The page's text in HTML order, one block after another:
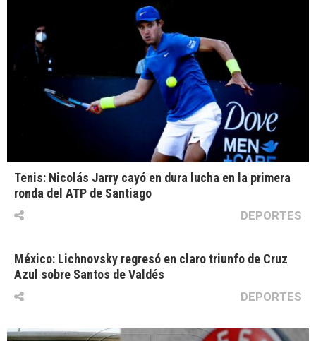
Tenis: Nicolás Jarry cayó en dura lucha en la primera
ronda del ATP de Santiago
DEPORTES
México: Lichnovsky regresó en claro triunfo de Cruz
Azul sobre Santos de Valdés
DEPORTES